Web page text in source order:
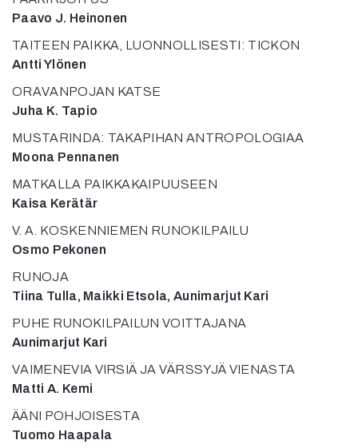
Kaltio ry
Paavo J. Heinonen
TAITEEN PAIKKA, LUONNOLLISESTI: TICKON
Antti Ylönen
ORAVANPOJAN KATSE
Juha K. Tapio
MUSTARINDA: TAKAPIHAN ANTROPOLOGIAA
Moona Pennanen
MATKALLA PAIKKAKAIPUUSEEN
Kaisa Kerätär
V. A. KOSKENNIEMEN RUNOKILPAILU
Osmo Pekonen
RUNOJA
Tiina Tulla, Maikki Etsola, Aunimarjut Kari
PUHE RUNOKILPAILUN VOITTAJANA
Aunimarjut Kari
VAIMENEVIA VIRSIÄ JA VÄRSSYJÄ VIENASTA
Matti A. Kemi
ÄÄNI POHJOISESTA
Tuomo Haapala